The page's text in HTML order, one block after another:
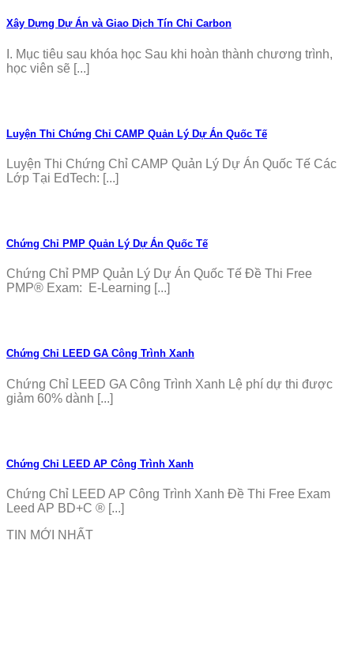
Xây Dựng Dự Án và Giao Dịch Tín Chỉ Carbon
I. Mục tiêu sau khóa học Sau khi hoàn thành chương trình,
học viên sẽ [...]
Luyện Thi Chứng Chỉ CAMP Quản Lý Dự Án Quốc Tế
Luyện Thi Chứng Chỉ CAMP Quản Lý Dự Án Quốc Tế Các
Lớp Tại EdTech: [...]
Chứng Chỉ PMP Quản Lý Dự Án Quốc Tế
Chứng Chỉ PMP Quản Lý Dự Án Quốc Tế Đề Thi Free
PMP® Exam: E-Learning [...]
Chứng Chỉ LEED GA Công Trình Xanh
Chứng Chỉ LEED GA Công Trình Xanh Lệ phí dự thi được
giảm 60% dành [...]
Chứng Chỉ LEED AP Công Trình Xanh
Chứng Chỉ LEED AP Công Trình Xanh Đề Thi Free Exam
Leed AP BD+C ® [...]
TIN MỚI NHẤT